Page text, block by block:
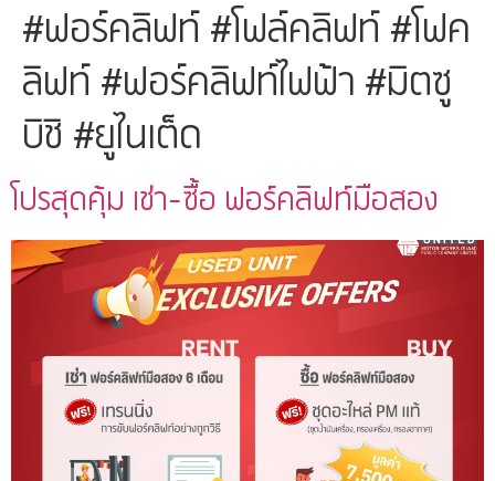
#ฟอร์คลิฟท์ #โฟล์คลิฟท์ #โฟค
ลิฟท์ #ฟอร์คลิฟท์ไฟฟ้า #มิตซู
บิชิ #ยูไนเต็ด
โปรสุดคุ้ม เช่า-ซื้อ ฟอร์คลิฟท์มือสอง